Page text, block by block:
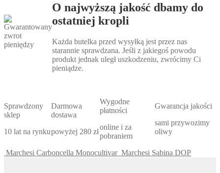
O najwyższą jakość dbamy do
ostatniej kropli
Każda butelka przed wysyłką jest przez nas
starannie sprawdzana. Jeśli z jakiegoś powodu
produkt jednak uległ uszkodzeniu, zwrócimy Ci
pieniądze.
Sprawdzony
sklep
10 lat na rynku
Darmowa
dostawa
powyżej 280 zł
Wygodne
płatności
online i za
pobraniem
Gwarancja jakości
sami przywozimy
oliwy
Marchesi Carboncella Monocultivar Marchesi Sabina DOP